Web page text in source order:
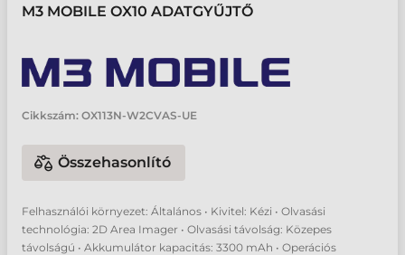
M3 MOBILE OX10 ADATGYŰJTŐ
Cikkszám: OX113N-W2CVAS-UE
Összehasonlító
Felhasználói környezet: Általános • Kivitel: Kézi • Olvasási
technológia: 2D Area Imager • Olvasási távolság: Közepes
távolságú • Akkumulátor kapacitás: 3300 mAh • Operációs